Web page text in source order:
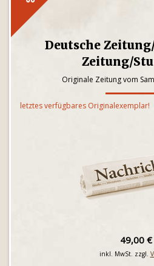
Deutsche
Zeitung/
Originale Zeitung vom
letztes verfügbares Originalexemplar!
49,00 €
inkl. MwSt. zzgl.